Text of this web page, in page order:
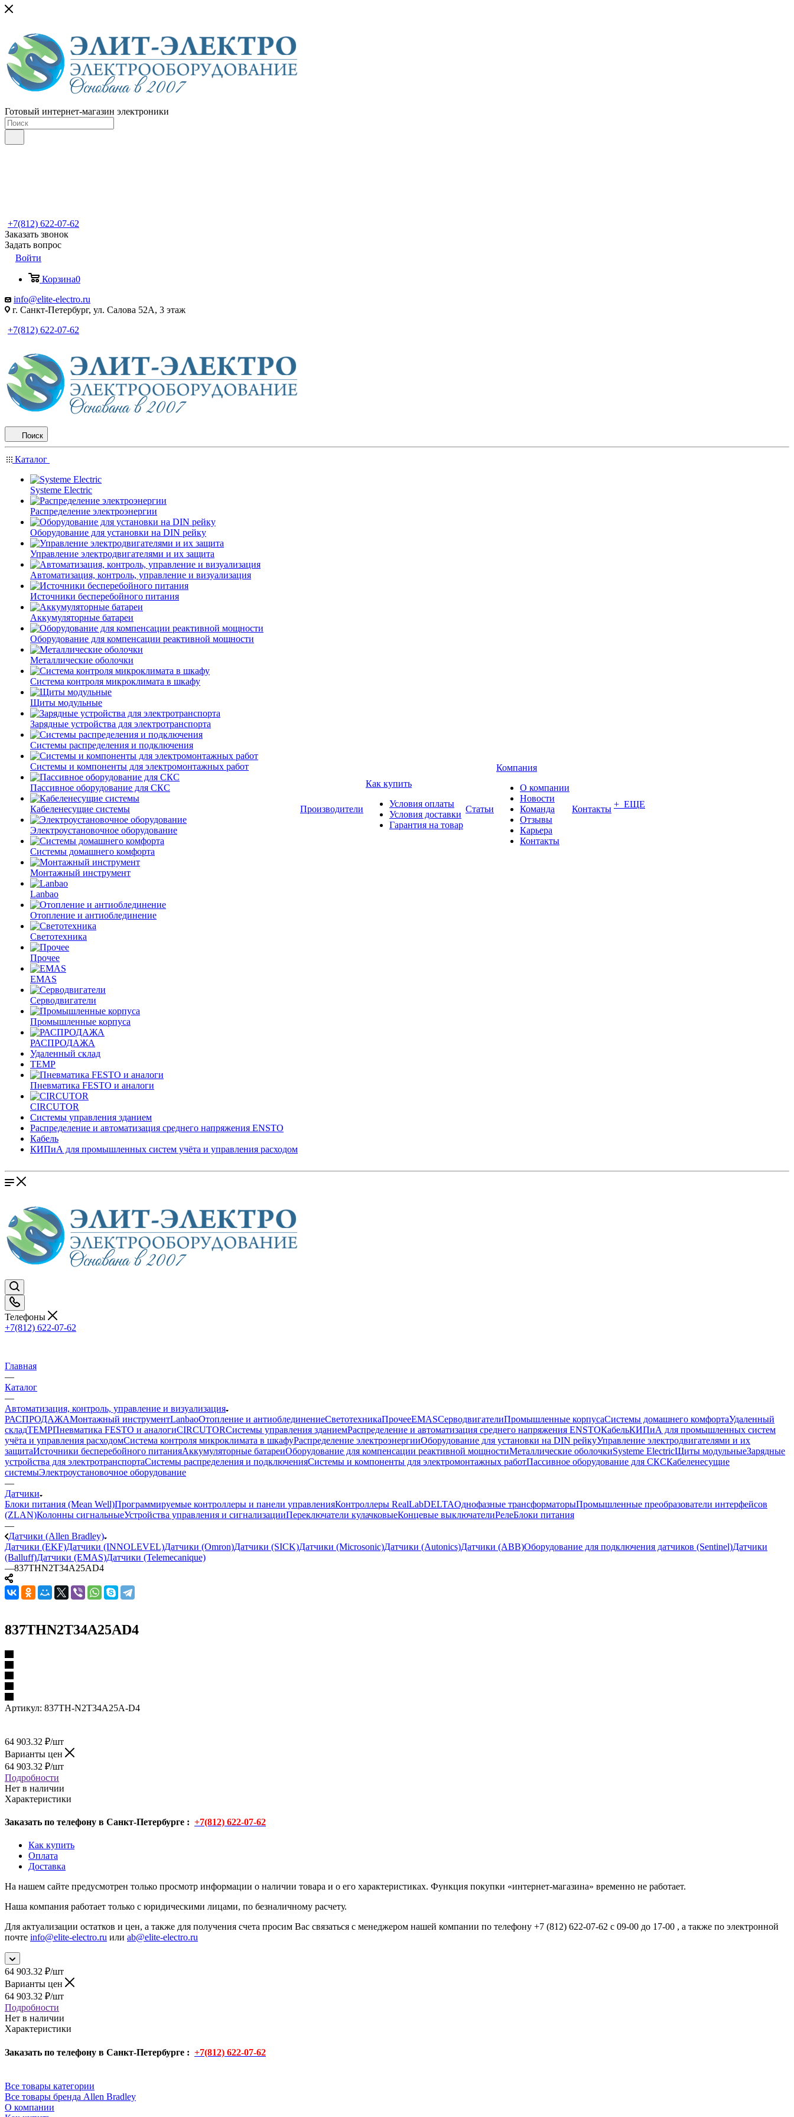
Готовый интернет-магазин электроники
+7(812) 622-07-62
Заказать звонок
Задать вопрос
Войти
Корзина0
info@elite-electro.ru
г. Санкт-Петербург, ул. Салова 52А, 3 этаж
+7(812) 622-07-62
Поиск
Каталог
Systeme Electric
Распределение электроэнергии
Оборудование для установки на DIN рейку
Управление электродвигателями и их защита
Автоматизация, контроль, управление и визуализация
Источники бесперебойного питания
Аккумуляторные батареи
Оборудование для компенсации реактивной мощности
Металлические оболочки
Система контроля микроклимата в шкафу
Щиты модульные
Зарядные устройства для электротранспорта
Системы распределения и подключения
Системы и компоненты для электромонтажных работ
Пассивное оборудование для СКС
Кабеленесущие системы
Электроустановочное оборудование
Системы домашнего комфорта
Монтажный инструмент
Lanbao
Отопление и антиоблединение
Светотехника
Прочее
EMAS
Cерводвигатели
Промышленные корпуса
РАСПРОДАЖА
Удаленный склад
TEMP
Пневматика FESTO и аналоги
CIRCUTOR
Системы управления зданием
Распределение и автоматизация среднего напряжения ENSTO
Кабель
КИПиА для промышленных систем учёта и управления расходом
Производители
Как купить
Условия оплаты
Условия доставки
Гарантия на товар
Статьи
Компания
О компании
Новости
Команда
Отзывы
Карьера
Контакты
Контакты + ЕЩЕ
Телефоны
+7(812) 622-07-62
Главная
—
Каталог
—
Автоматизация, контроль, управление и визуализация
РАСПРОДАЖАМонтажный инструментLanbaoОтопление и антиоблединениеСветотехникаПрочееEMASCерводвигателиПромышленные корпусаСистемы домашнего комфортаУдаленный
складTEMPПневматика FESTO и аналогиCIRCUTORСистемы управления зданиемРаспределение и автоматизация среднего напряжения ENSTOКабельКИПиА для промышленных систем
учёта и управления расходомСистема контроля микроклимата в шкафуРаспределение электроэнергииОборудование для установки на DIN рейкуУправление электродвигателями и их
защитаИсточники бесперебойного питанияАккумуляторные батареиОборудование для компенсации реактивной мощностиМеталлические оболочкиSysteme ElectricЩиты модульныеЗарядные
устройства для электротранспортаСистемы распределения и подключенияСистемы и компоненты для электромонтажных работПассивное оборудование для СКСКабеленесущие
системыЭлектроустановочное оборудование
—
Датчики
Блоки питания (Mean Well)Программируемые контроллеры и панели управленияКонтроллеры RealLabDELTAОднофазные трансформаторыПромышленные преобразователи интерфейсов
(ZLAN)Колонны сигнальныеУстройства управления и сигнализацииПереключатели кулачковыеКонцевые выключателиРелеБлоки питания
—
Датчики (Allen Bradley)
Датчики (EKF)Датчики (INNOLEVEL)Датчики (Omron)Датчики (SICK)Датчики (Microsonic)Датчики (Autonics)Датчики (ABB)Оборудование для подключения датчиков (Sentinel)Датчики
(Balluff)Датчики (EMAS)Датчики (Telemecanique)
—837THN2T34A25AD4
837THN2T34A25AD4
Артикул: 837TH-N2T34A25A-D4
64 903.32 ₽/шт
Варианты цен
64 903.32 ₽/шт
Подробности
Нет в наличии
Характеристики
Заказать по телефону в Санкт-Петербурге : +7(812) 622-07-62
Как купить
Оплата
Доставка
На нашем сайте предусмотрен только просмотр информации о наличии товара и о его характеристиках. Функция покупки «интернет-магазина» временно не работает.
Наша компания работает только с юридическими лицами, по безналичному расчету.
Для актуализации остатков и цен, а также для получения счета просим Вас связаться с менеджером нашей компании по телефону +7 (812) 622-07-62 с 09-00 до 17-00 , а также по электронной
почте info@elite-electro.ru или ab@elite-electro.ru
64 903.32 ₽/шт
Варианты цен
64 903.32 ₽/шт
Подробности
Нет в наличии
Характеристики
Заказать по телефону в Санкт-Петербурге : +7(812) 622-07-62
Все товары категории
Все товары бренда Allen Bradley
О компании